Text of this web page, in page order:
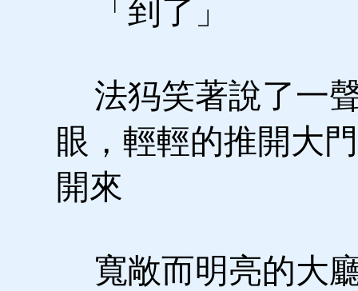
「到了」
法犸笑著說了一
眼，輕輕的推開大
開來
寬敞而明亮的大